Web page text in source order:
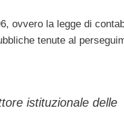
ovvero la legge di
tenute al
istituzionale delle